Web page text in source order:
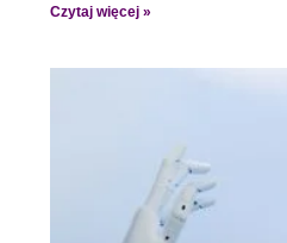
Czytaj więcej »